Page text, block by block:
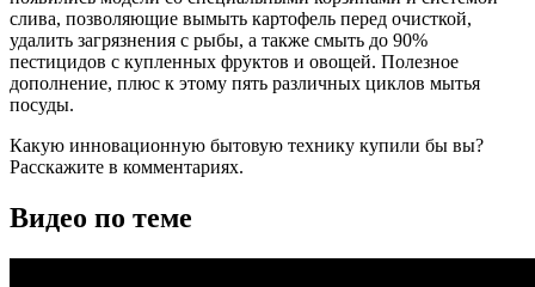
слива, позволяющие вымыть картофель перед очисткой,
удалить загрязнения с рыбы, а также смыть до 90%
пестицидов с купленных фруктов и овощей. Полезное
дополнение, плюс к этому пять различных циклов мытья
посуды.
Какую инновационную бытовую технику купили бы вы?
Расскажите в комментариях.
Видео по теме